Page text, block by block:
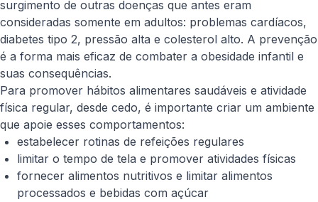
surgimento de outras doenças que antes eram
consideradas somente em adultos: problemas cardíacos,
diabetes tipo 2, pressão alta e colesterol alto. A prevenção
é a forma mais eficaz de combater a obesidade infantil e
suas consequências.
Para promover hábitos alimentares saudáveis e atividade
física regular, desde cedo, é importante criar um ambiente
que apoie esses comportamentos:
estabelecer rotinas de refeições regulares
limitar o tempo de tela e promover atividades físicas
fornecer alimentos nutritivos e limitar alimentos
processados e bebidas com açúcar